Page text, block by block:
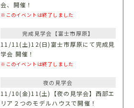
会、開催！
※このイベントは終了しました
完成見学会【富士市厚原】
11/11(土)12(日)富士市厚原にて完成見
学会 開催！
※このイベントは終了しました
夜の見学会
11/10(金)11(土)【夜の見学会】西部エ
リア２つのモデルハウスで開催！